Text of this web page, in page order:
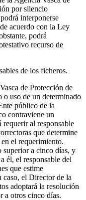
por silencio
interponerse
acuerdo con la Ley
podrá
recurso de
de los ficheros.
de Protección de
o uso de un determinado
público de la
contraviene un
al responsable
que determine
el requerimiento.
superior a cinco días, y
él, el responsable del
que estime
caso, el Director de la
adoptará la resolución
a otros cinco días.